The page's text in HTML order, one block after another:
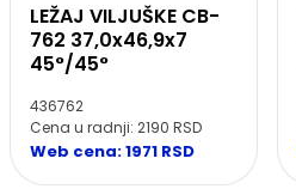
LEŽAJ VILJUŠKE CB-
762 37,0x46,9x7
45°/45°
436762
Cena u radnji: 2190 RSD
Web cena: 1971 RSD